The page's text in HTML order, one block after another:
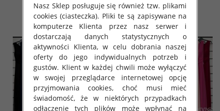
Nasz Sklep posługuje się również tzw. plikami
cookies (ciasteczka). Pliki te są zapisywane na
komputerze Klienta przez nasz serwer i
dostarczają danych statystycznych o
aktywności Klienta, w celu dobrania naszej
oferty do jego indywidualnych potrzeb i
gustów. Klient w każdej chwili może wyłączyć
w swojej przeglądarce internetowej opcję
przyjmowania cookies, choć musi mieć
świadomość, że w niektórych przypadkach
odłączenie tych plików może wpłynąć na